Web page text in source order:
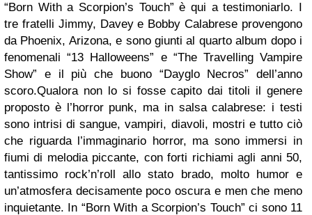
“Born With a Scorpion’s Touch” è qui a testimoniarlo. I
tre fratelli Jimmy, Davey e Bobby Calabrese provengono
da Phoenix, Arizona, e sono giunti al quarto album dopo i
fenomenali “13 Halloweens” e “The Travelling Vampire
Show” e il più che buono “Dayglo Necros” dell’anno
scoro.Qualora non lo si fosse capito dai titoli il genere
proposto è l’horror punk, ma in salsa calabrese: i testi
sono intrisi di sangue, vampiri, diavoli, mostri e tutto ciò
che riguarda l’immaginario horror, ma sono immersi in
fiumi di melodia piccante, con forti richiami agli anni 50,
tantissimo rock’n’roll allo stato brado, molto humor e
un’atmosfera decisamente poco oscura e men che meno
inquietante. In “Born With a Scorpion’s Touch” ci sono 11